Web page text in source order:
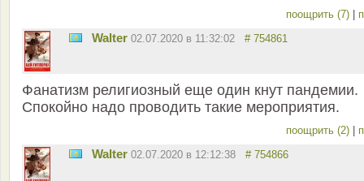
поощрить (7) |
Walter 02.07.2020 в 11:32:02 # 754861
Фанатизм религиозный еще один кнут пандемии.
Спокойно надо проводить такие мероприятия.
поощрить (2) |
Walter 02.07.2020 в 12:12:38 # 754866